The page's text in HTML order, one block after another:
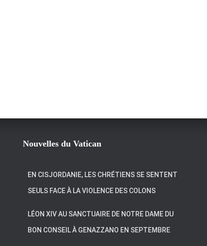
Nouvelles du Vatican
EN CISJORDANIE, LES CHRÉTIENS SE SENTENT
SEULS FACE À LA VIOLENCE DES COLONS
LÉON XIV AU SANCTUAIRE DE NOTRE DAME DU
BON CONSEIL À GENAZZANO EN SEPTEMBRE